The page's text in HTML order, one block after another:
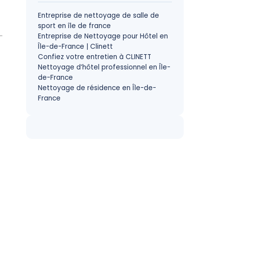
Entreprise de nettoyage de salle de
sport en île de france
Entreprise de Nettoyage pour Hôtel en
Île-de-France | Clinett
Confiez votre entretien à CLINETT
Nettoyage d’hôtel professionnel en Île-
de-France
Nettoyage de résidence en Île-de-
France